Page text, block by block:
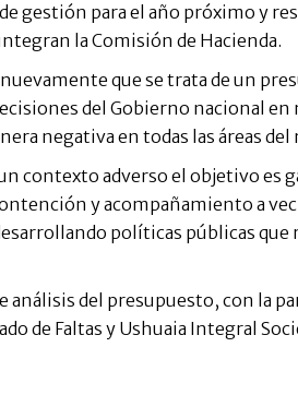
gestión para el año próximo y
la Comisión de Hacienda.
que se trata de un
del Gobierno nacional en
negativa en todas las áreas
contexto adverso el objetivo es
y acompañamiento a
políticas públicas que
análisis del presupuesto, con la
de Faltas y Ushuaia Integral